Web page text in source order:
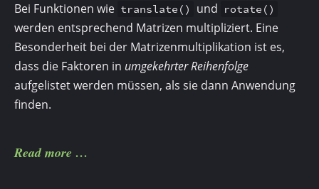
Bei Funktionen wie translate() und rotate()
werden entsprechend Matrizen multipliziert. Eine
Besonderheit bei der Matrizenmultiplikation ist es,
dass die Faktoren in umgekehrter Reihenfolge
aufgelistet werden müssen, als sie dann Anwendung
finden.
Read more